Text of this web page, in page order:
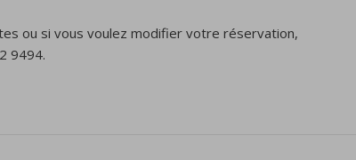
ou si vous voulez modifier votre réservation,
9494.